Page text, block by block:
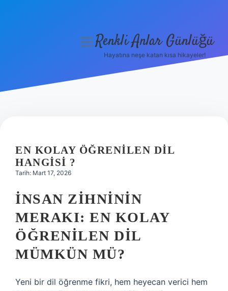
Hakkımızda
menüyüRenkli Anlar Günlüğü
Hayatına neşe katan kısa hikayeler!
EN KOLAY ÖĞRENILEN DIL
HANGISI ?
Tarih: Mart 17, 2026
İNSAN ZIHNININ
MERAKI: EN KOLAY
ÖĞRENILEN DIL
MÜMKÜN MÜ?
Yeni bir dil öğrenme fikri, hem heyecan verici hem